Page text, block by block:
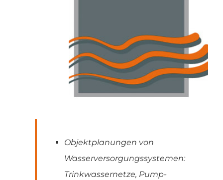
Objektplanungen von
Wasserversorgungssystemen:
Trinkwassernetze, Pump-